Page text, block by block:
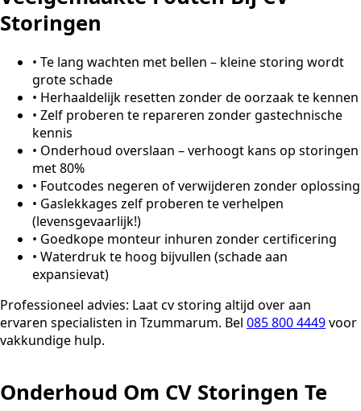
Storingen
• Te lang wachten met bellen – kleine storing wordt
grote schade
• Herhaaldelijk resetten zonder de oorzaak te kennen
• Zelf proberen te repareren zonder gastechnische
kennis
• Onderhoud overslaan – verhoogt kans op storingen
met 80%
• Foutcodes negeren of verwijderen zonder oplossing
• Gaslekkages zelf proberen te verhelpen
(levensgevaarlijk!)
• Goedkope monteur inhuren zonder certificering
• Waterdruk te hoog bijvullen (schade aan
expansievat)
Professioneel advies: Laat cv storing altijd over aan
ervaren specialisten in Tzummarum. Bel 085 800 4449voor
vakkundige hulp.
Onderhoud Om CV Storingen Te